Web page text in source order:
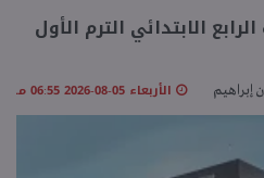
الابتدائي الترم الأول
إبراهيم الأربعاء 05-08-2026 06:55 مـ